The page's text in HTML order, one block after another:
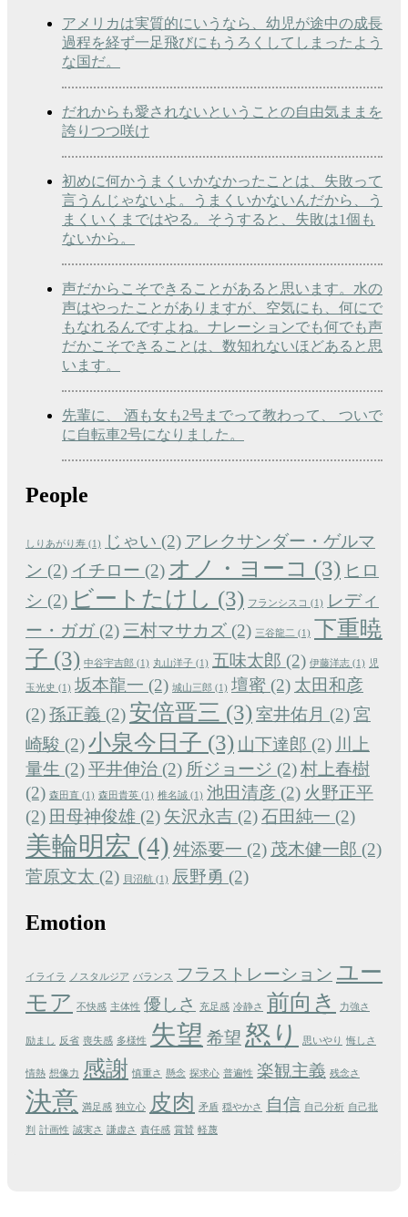
アメリカは実質的にいうなら、幼児が途中の成長
過程を経ず一足飛びにもうろくしてしまったよう
な国だ。
だれからも愛されないということの自由気ままを
誇りつつ咲け
初めに何かうまくいかなかったことは、失敗って
言うんじゃないよ。うまくいかないんだから、う
まくいくまではやる。そうすると、失敗は1個も
ないから。
声だからこそできることがあると思います。水の
声はやったことがありますが、空気にも、何にで
もなれるんですよね。ナレーションでも何でも声
だかこそできることは、数知れないほどあると思
います。
先輩に、 酒も女も2号までって教わって、 ついで
に自転車2号になりました。
People
しりあがり寿 (1) じゃい (2) アレクサンダー・ゲルマ
ン (2) イチロー (2) オノ・ヨーコ (3) ヒロ
シ (2) ビートたけし (3) フランシスコ (1)
レディ
ー・ガガ(2) 三村マサカズ (2) 三谷龍二 (1) 下重暁
子 (3) 中谷宇吉郎 (1) 丸山洋子 (1) 五味太郎 (2) 伊藤洋志 (1) 児
玉光史 (1) 坂本龍一 (2) 城山三郎 (1) 壇蜜 (2) 太田和彦
(2)孫正義 (2) 安倍晋三 (3) 室井佑月 (2)宮
崎駿 (2)小泉今日子 (3) 山下達郎 (2) 川上
量生 (2)平井伸治 (2) 所ジョージ (2)村上春樹
(2) 森田直 (1) 森田貴英 (1) 椎名誠 (1) 池田清彦 (2) 火野正平
(2) 田母神俊雄 (2) 矢沢永吉 (2)石田純一 (2)
美輪明宏 (4) 舛添要一 (2) 茂木健一郎 (2)
菅原文太 (2) 貝沼航 (1) 辰野勇 (2)
Emotion
イライラ ノスタルジア バランス フラストレーション ユー
モア
不快感 主体性 優しさ 充足感 冷静さ 前向き 力強さ
励まし 反省 喪失感 多様性 失望 希望 怒り 思いやり 悔しさ
情熱 想像力 感謝 慎重さ 懸念 探求心 普遍性 楽観主義 残念さ
決意 満足感 独立心 皮肉 矛盾 穏やかさ 自信 自己分析 自己批
判 計画性 誠実さ 謙虚さ 責任感 賞賛 軽蔑